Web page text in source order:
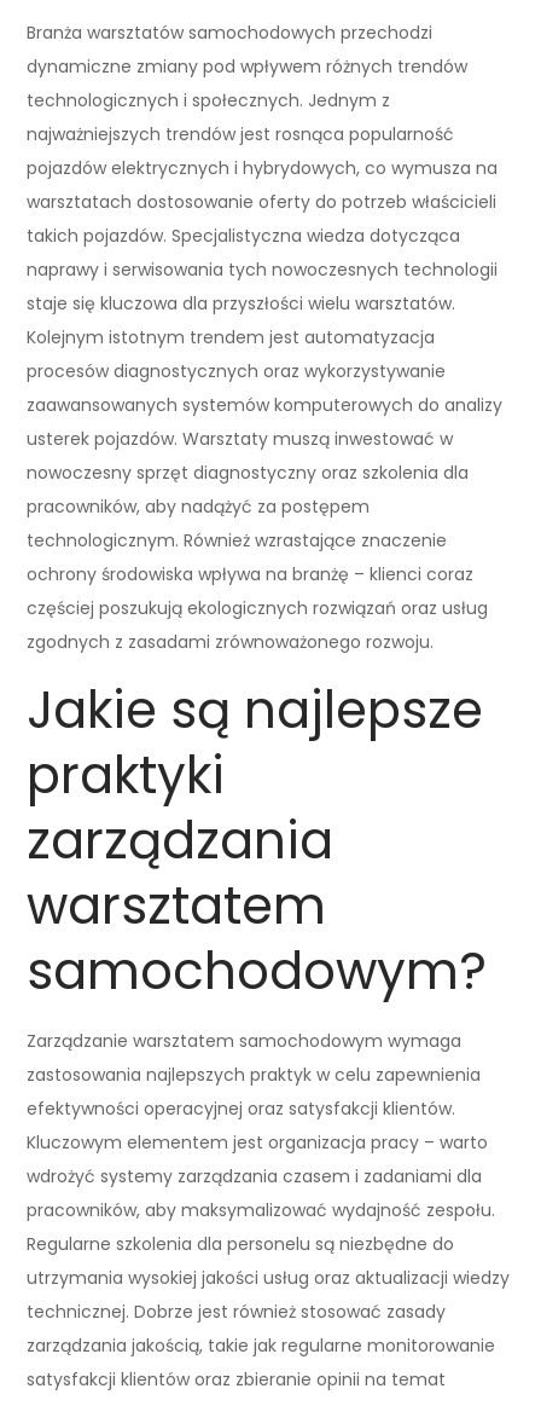
Branża warsztatów samochodowych przechodzi
dynamiczne zmiany pod wpływem różnych trendów
technologicznych i społecznych. Jednym z
najważniejszych trendów jest rosnąca popularność
pojazdów elektrycznych i hybrydowych, co wymusza na
warsztatach dostosowanie oferty do potrzeb właścicieli
takich pojazdów. Specjalistyczna wiedza dotycząca
naprawy i serwisowania tych nowoczesnych technologii
staje się kluczowa dla przyszłości wielu warsztatów.
Kolejnym istotnym trendem jest automatyzacja
procesów diagnostycznych oraz wykorzystywanie
zaawansowanych systemów komputerowych do analizy
usterek pojazdów. Warsztaty muszą inwestować w
nowoczesny sprzęt diagnostyczny oraz szkolenia dla
pracowników, aby nadążyć za postępem
technologicznym. Również wzrastające znaczenie
ochrony środowiska wpływa na branżę – klienci coraz
częściej poszukują ekologicznych rozwiązań oraz usług
zgodnych z zasadami zrównoważonego rozwoju.
Jakie są najlepsze
praktyki
zarządzania
warsztatem
samochodowym?
Zarządzanie warsztatem samochodowym wymaga
zastosowania najlepszych praktyk w celu zapewnienia
efektywności operacyjnej oraz satysfakcji klientów.
Kluczowym elementem jest organizacja pracy – warto
wdrożyć systemy zarządzania czasem i zadaniami dla
pracowników, aby maksymalizować wydajność zespołu.
Regularne szkolenia dla personelu są niezbędne do
utrzymania wysokiej jakości usług oraz aktualizacji wiedzy
technicznej. Dobrze jest również stosować zasady
zarządzania jakością, takie jak regularne monitorowanie
satysfakcji klientów oraz zbieranie opinii na temat